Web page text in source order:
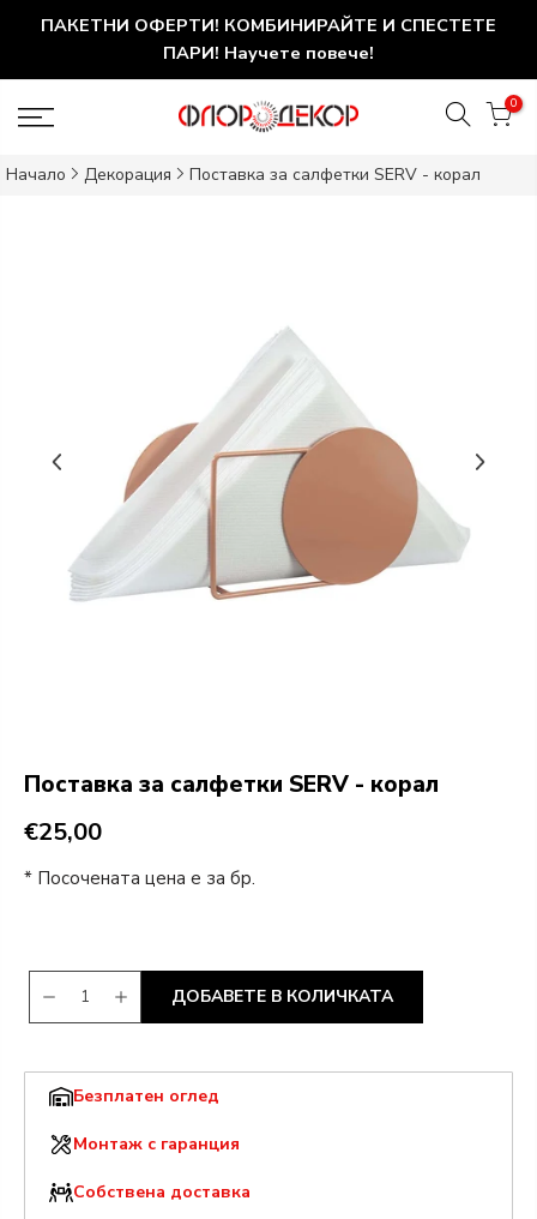
ПАКЕТНИ ОФЕРТИ! КОМБИНИРАЙТЕ И СПЕСТЕТЕ
ПАРИ! Научете повече!
0
Начало Декорация Поставка за салфетки SERV - корал
Поставка за салфетки SERV - корал
€25,00
* Посочената цена е за бр.
ДОБАВЕТЕ В КОЛИЧКАТА
Безплатен оглед
Монтаж с гаранция
Собствена доставка